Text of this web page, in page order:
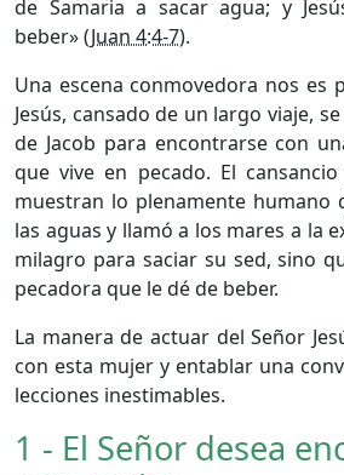
de Samaria a sacar agua; y
beber» (Juan 4:4-7).
Una escena conmovedora nos es
Jesús, cansado de un largo viaje,
de Jacob para encontrarse con
que vive en pecado. El
muestran lo plenamente humano
las aguas y llamó a los mares a la
milagro para saciar su sed, sino
pecadora que le dé de beber.
La manera de actuar del Señor
con esta mujer y entablar una
lecciones inestimables.
1 - El Señor desea